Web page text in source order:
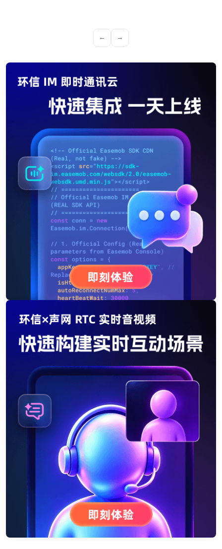
成了信用卡、电子钱包、本地银行转账等多种支付渠道，并针对
← →